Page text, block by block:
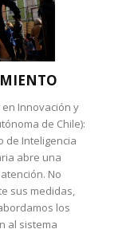
en Innovación y
de Chile):
de Inteligencia
abre una
No
sus medidas,
los
al sistema